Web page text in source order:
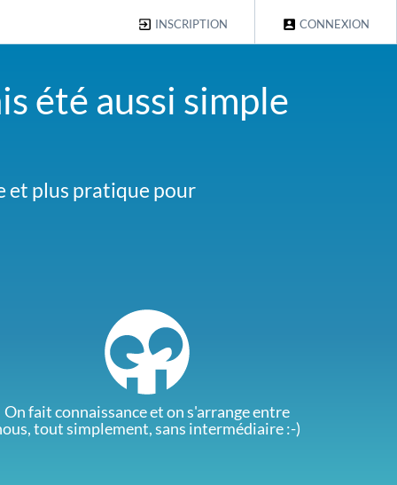
CONNEXION
INSCRIPTION
été aussi simple
et plus pratique pour
même cas contactez-
On fait connaissance et on s'arrange entre
tout simplement, sans intermédiaire :-)